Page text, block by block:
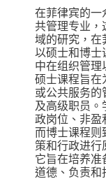
在菲律宾的一
共管理专业，
域的研究，在
以硕士和博士
中在组织管理
硕士课程旨在
或公共服务的
及高级职员
政岗位、非盈
而博士课程则
策和行政进行
它旨在培养准
道德、负责和